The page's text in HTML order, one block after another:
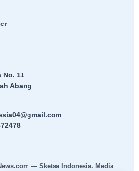
No. 11
Abang
— Sketsa Indonesia. Media